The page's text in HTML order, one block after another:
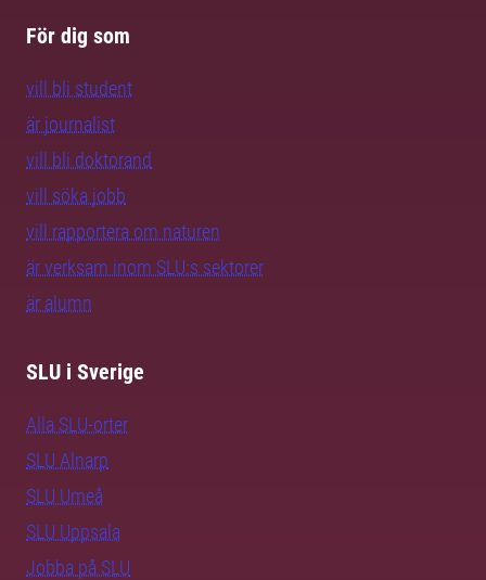
För dig som
vill bli student
är journalist
vill bli doktorand
vill söka jobb
vill rapportera om naturen
är verksam inom SLU:s sektorer
är alumn
SLU i Sverige
Alla SLU-orter
SLU Alnarp
SLU Umeå
SLU Uppsala
Jobba på SLU